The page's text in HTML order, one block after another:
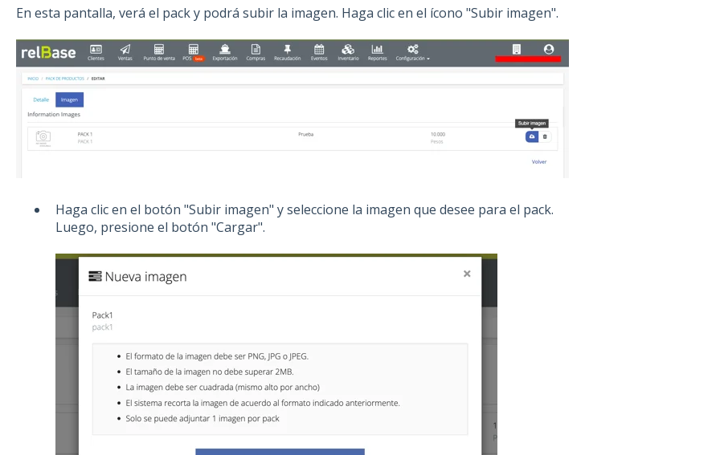
En esta pantalla, verá el pack y podrá subir la imagen. Haga clic en el ícono "Subir imagen".
Haga clic en el botón "Subir imagen" y seleccione la imagen que desee para el pack.
Luego, presione el botón "Cargar".